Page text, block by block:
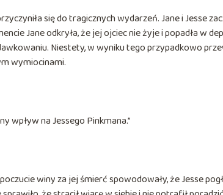
się do tragicznych wydarzeń. Jane i Jesse
Jane odkryła, że jej ojciec nie żyje i popadła w
Niestety, w wyniku tego przypadkowo
wymiocinami.
wpływ na Jessego Pinkmana.”
winy za jej śmierć spowodowały, że Jesse